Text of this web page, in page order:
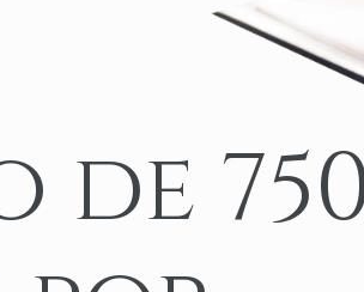
Accidentes por conducción
Accidentes de vehículos
Reclamaciones por vuelco
Camión de reparto
Joanne R. Horowitz